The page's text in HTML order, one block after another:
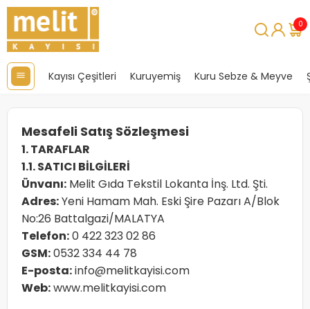
0
Kayısı Çeşitleri Kuruyemiş Kuru Sebze & Meyve
Mesafeli Satış Sözleşmesi
1. TARAFLAR
1.1. SATICI BİLGİLERİ
Ünvanı: Melit Gıda Tekstil Lokanta İnş. Ltd. Şti.
Adres:Yeni Hamam Mah. Eski Şire Pazarı A/Blok
No:26 Battalgazi/MALATYA
Telefon:0 422 323 02 86
GSM:0532 334 44 78
E-posta:info@melitkayisi.com
Web:www.melitkayisi.com